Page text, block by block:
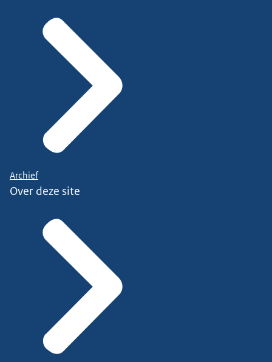
Archief
Over deze site